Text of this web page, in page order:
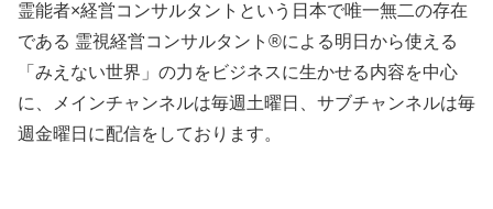
霊能者×経営コンサルタントという日本で唯一無二の存在
である 霊視経営コンサルタント®による明日から使える
「みえない世界」の力をビジネスに生かせる内容を中心
に、メインチャンネルは毎週土曜日、サブチャンネルは毎
週金曜日に配信をしております。